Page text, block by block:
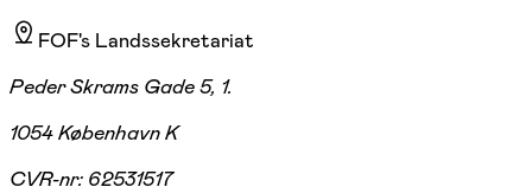
FOF's Landssekretariat
Peder Skrams Gade 5, 1.
1054 København K
CVR-nr: 62531517